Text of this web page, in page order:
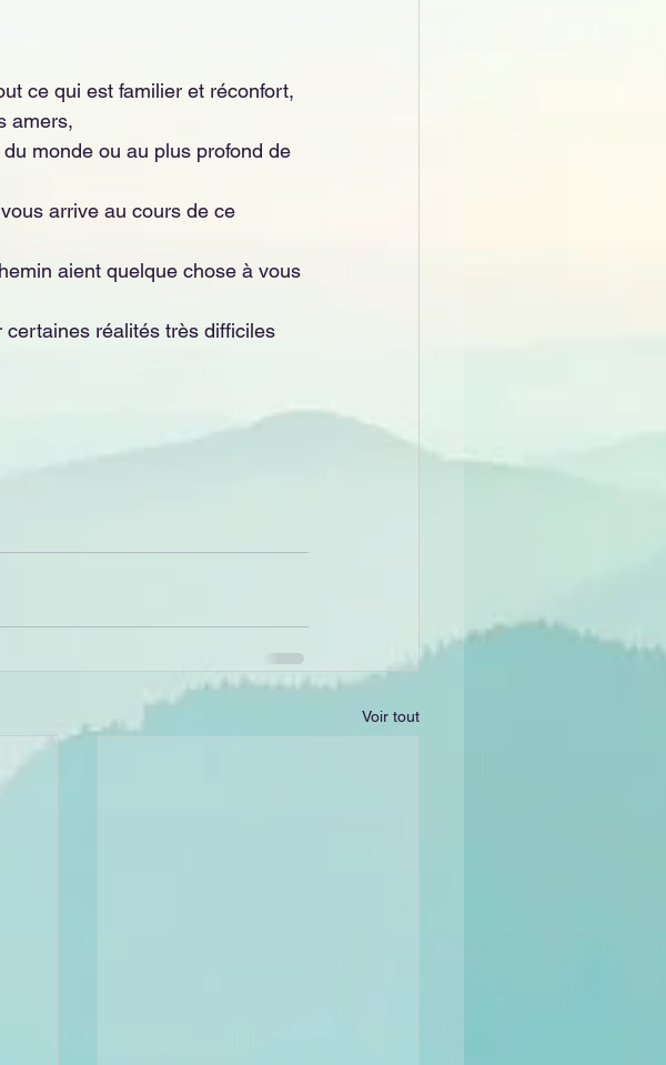
ce qui est familier et réconfort,
amers,
monde ou au plus profond de
arrive au cours de ce
aient quelque chose à vous
réalités très difficiles
Voir tout